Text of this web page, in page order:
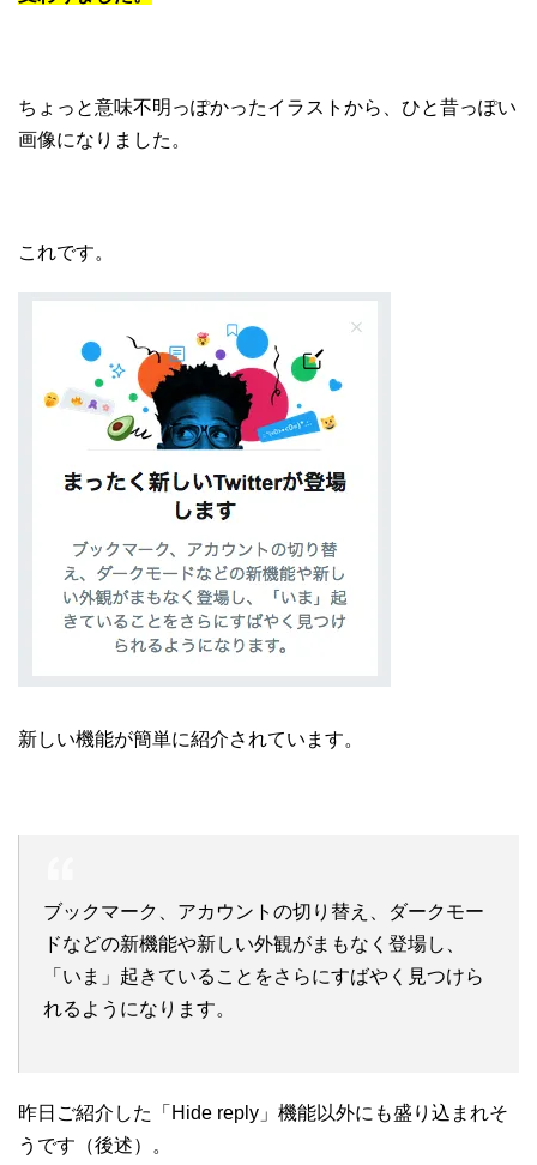
ちょっと意味不明っぽかったイラストから、ひと昔っぽい
画像になりました。
これです。
新しい機能が簡単に紹介されています。
ブックマーク、アカウントの切り替え、ダークモー
ドなどの新機能や新しい外観がまもなく登場し、
「いま」起きていることをさらにすばやく見つけら
れるようになります。
昨日ご紹介した「Hide reply」機能以外にも盛り込まれそ
うです（後述）。